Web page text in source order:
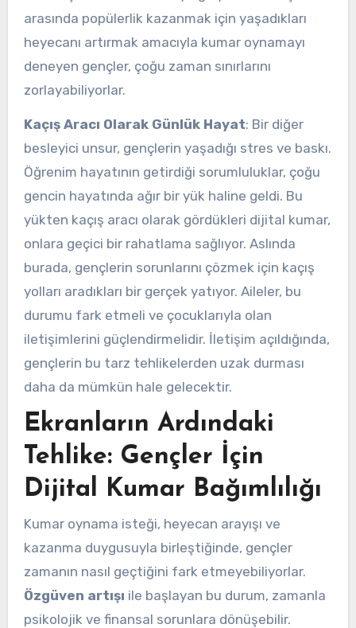
arasında popülerlik kazanmak için yaşadıkları
heyecanı artırmak amacıyla kumar oynamayı
deneyen gençler, çoğu zaman sınırlarını
zorlayabiliyorlar.
Kaçış Aracı Olarak Günlük Hayat: Bir diğer
besleyici unsur, gençlerin yaşadığı stres ve baskı.
Öğrenim hayatının getirdiği sorumluluklar, çoğu
gencin hayatında ağır bir yük haline geldi. Bu
yükten kaçış aracı olarak gördükleri dijital kumar,
onlara geçici bir rahatlama sağlıyor. Aslında
burada, gençlerin sorunlarını çözmek için kaçış
yolları aradıkları bir gerçek yatıyor. Aileler, bu
durumu fark etmeli ve çocuklarıyla olan
iletişimlerini güçlendirmelidir. İletişim açıldığında,
gençlerin bu tarz tehlikelerden uzak durması
daha da mümkün hale gelecektir.
Ekranların Ardındaki
Tehlike: Gençler İçin
Dijital Kumar Bağımlılığı
Kumar oynama isteği, heyecan arayışı ve
kazanma duygusuyla birleştiğinde, gençler
zamanın nasıl geçtiğini fark etmeyebiliyorlar.
Özgüven artışı ile başlayan bu durum, zamanla
psikolojik ve finansal sorunlara dönüşebilir.